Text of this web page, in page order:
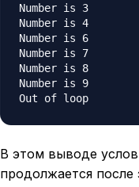
Number is 3
Number is 4
Number is 6
Number is 7
Number is 8
Number is 9
Out of loop
В этом выводе
продолжается